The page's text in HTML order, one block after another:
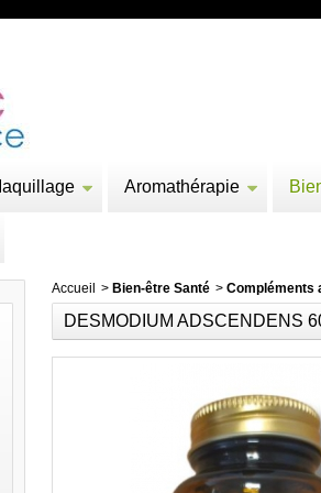
Aromathérapie
Accueil > Bien-être Santé > Compléments
DESMODIUM ADSCENDENS